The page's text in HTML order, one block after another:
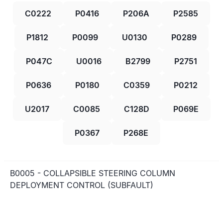
C0222 P0416 P206A P2585
P1812 P0099 U0130 P0289
P047C U0016 B2799 P2751
P0636 P0180 C0359 P0212
U2017 C0085 C128D P069E
P0367 P268E
B0005 - COLLAPSIBLE STEERING COLUMN
DEPLOYMENT CONTROL (SUBFAULT)